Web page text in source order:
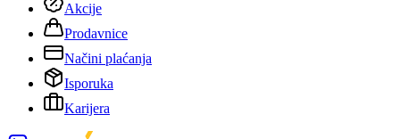
Akcije
Prodavnice
Načini plaćanja
Isporuka
Karijera